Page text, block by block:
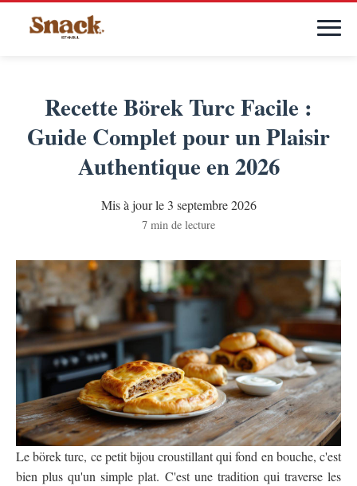
Recette Börek Turc Facile :
Guide Complet pour un Plaisir
Authentique en 2026
Mis à jour le 3 septembre 2026
7 min de lecture
Le börek turc, ce petit bijou croustillant qui fond en bouche, c'est
bien plus qu'un simple plat. C'est une tradition qui traverse les